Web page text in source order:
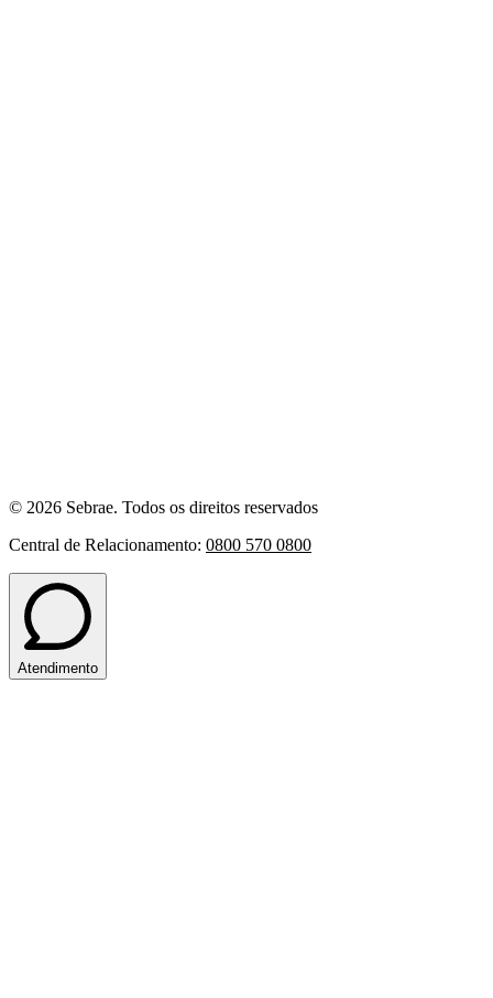
© 2026 Sebrae. Todos os direitos reservados
Central de Relacionamento: 0800 570 0800
Atendimento